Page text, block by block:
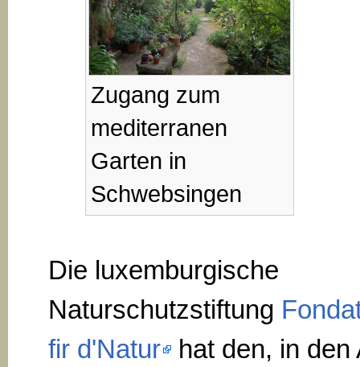
Zugang zum
mediterranen
Garten in
Schwebsingen
Die luxemburgische
Naturschutzstiftung
fir d'Natur hat den, in den